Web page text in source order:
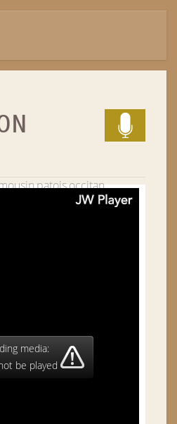
media:
be played